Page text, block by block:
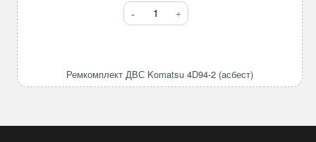
Количество
товара
4D94-
Ремкомплект ДВС Komatsu 4D94-2 (асбест)